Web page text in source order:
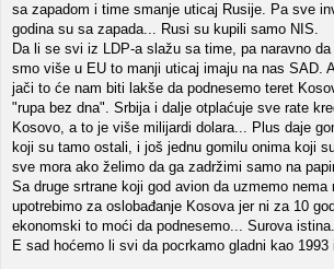
sa zapadom i time smanje uticaj Rusije. Pa sve
godina su sa zapada... Rusi su kupili samo NIS.
Da li se svi iz LDP-a slažu sa time, pa naravno
smo više u EU to manji uticaj imaju na nas SAD.
jači to će nam biti lakše da podnesemo teret
"rupa bez dna". Srbija i dalje otplaćuje sve rate
Kosovo, a to je više milijardi dolara... Plus daje
koji su tamo ostali, i još jednu gomilu onima koji
sve mora ako želimo da ga zadržimi samo na
Sa druge srtrane koji god avion da uzmemo nema
upotrebimo za oslobađanje Kosova jer ni za 10
ekonomski to moći da podnesemo... Surova istina.
E sad hoćemo li svi da pocrkamo gladni kao